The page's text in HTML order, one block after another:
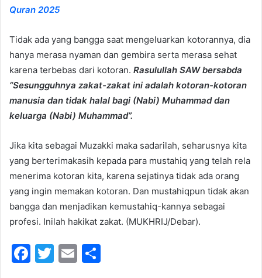
Quran 2025
Tidak ada yang bangga saat mengeluarkan kotorannya, dia
hanya merasa nyaman dan gembira serta merasa sehat
karena terbebas dari kotoran. Rasulullah SAW bersabda
“Sesungguhnya zakat-zakat ini adalah kotoran-kotoran
manusia dan tidak halal bagi (Nabi) Muhammad dan
keluarga (Nabi) Muhammad”.
Jika kita sebagai Muzakki maka sadarilah, seharusnya kita
yang berterimakasih kepada para mustahiq yang telah rela
menerima kotoran kita, karena sejatinya tidak ada orang
yang ingin memakan kotoran. Dan mustahiqpun tidak akan
bangga dan menjadikan kemustahiq-kannya sebagai
profesi. Inilah hakikat zakat. (MUKHRIJ/Debar).
F
T
E